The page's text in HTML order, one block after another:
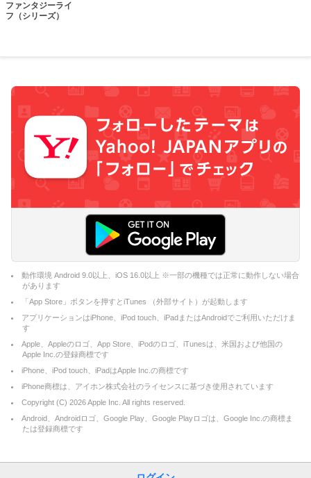
ファンタジーライ
フ（シリーズ）
動作環境 Android 9.0以上、iOS 16.0以上 ※一部の機種では正常に動作しない場合
があります
「App Store」ボタンを押すとiTunes （外部サイト）が起動します
アプリケーションはiPhone、iPod touch、iPadまたはAndroidでご利用いただけま
す
Apple、Appleのロゴ、App Store、iPodのロゴ、iTunesは、米国および他国の
Apple Inc.の登録商標です
iPhone、iPod touch、iPadはApple Inc.の商標です
iPhone商標は、アイホン株式会社のライセンスに基づき使用されています
Copyright (C) 2026Apple Inc. All rights reserved.
Android、Androidロゴ、Google Play、Google Playロゴは、Google Inc.の商標ま
たは登録商標です